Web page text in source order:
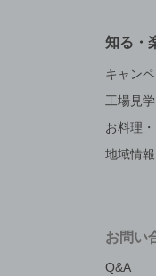
知る・
キャン
工場見学
お料理
地域情報
お問い
Q&A